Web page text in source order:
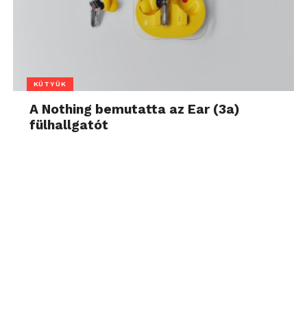
KÜTYÜK
A Nothing bemutatta az Ear (3a)
fülhallgatót